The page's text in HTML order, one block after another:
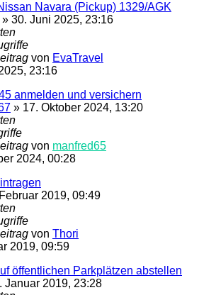
Navara (Pickup) 1329/AGK
» 30. Juni 2025, 23:16
von EvaTravel
23:16
anmelden und versichern
» 17. Oktober 2024, 13:20
von manfred65
2024, 00:28
2019, 09:49
von Thori
2019, 09:59
öffentlichen Parkplätzen abstellen
Januar 2019, 23:28